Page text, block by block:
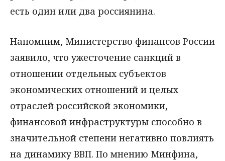
есть один или два россиянина.
Напомним, Министерство финансов России
заявило, что ужесточение санкций в
отношении отдельных субъектов
экономических отношений и целых
отраслей российской экономики,
финансовой инфраструктуры способно в
значительной степени негативно повлиять
на динамику ВВП. По мнению Минфина,